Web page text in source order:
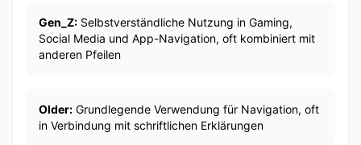
Gen_Z: Selbstverständliche Nutzung in Gaming,
Social Media und App-Navigation, oft kombiniert mit
anderen Pfeilen
Older: Grundlegende Verwendung für Navigation, oft
in Verbindung mit schriftlichen Erklärungen